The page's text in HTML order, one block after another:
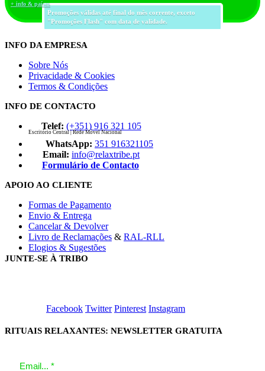
+ info & países
Promoções válidas até final do mês corrente, exceto
"Promoções Flash" com data de validade.
INFO DA EMPRESA
Sobre Nós
Privacidade & Cookies
Termos & Condições
INFO DE CONTACTO
Telef: (+351) 916 321 105
Escritório Central | Rede Móvel Nacional
WhatsApp: 351 916321105
Email: info@relaxtribe.pt
Formulário de Contacto
APOIO AO CLIENTE
Formas de Pagamento
Envio & Entrega
Cancelar & Devolver
Livro de Reclamações & RAL-RLL
Elogios & Sugestões
JUNTE-SE À TRIBO
Facebook Twitter Pinterest Instagram
RITUAIS RELAXANTES: NEWSLETTER GRATUITA